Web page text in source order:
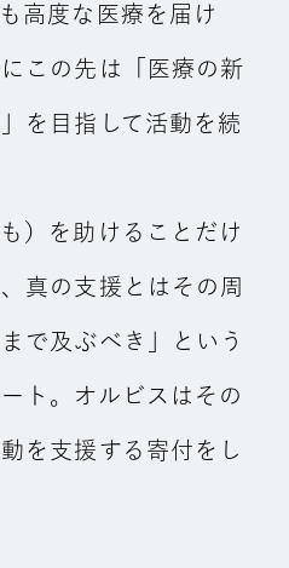
高度な医療を届け
この先は「医療の新
を目指して活動を続
）を助けることだけ
真の支援とはその周
で及ぶべき」という
ト。オルビスはその
を支援する寄付をし